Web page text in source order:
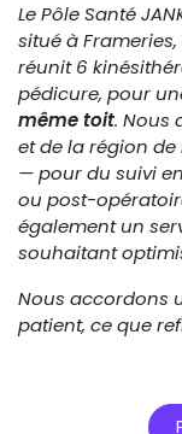
Le Pôle Santé
situé à Frameries,
réunit 6
pédicure, pour
même toit. Nous
et de la région de
— pour du suivi
ou post-
également un
souhaitant
Nous accordons
patient, ce que